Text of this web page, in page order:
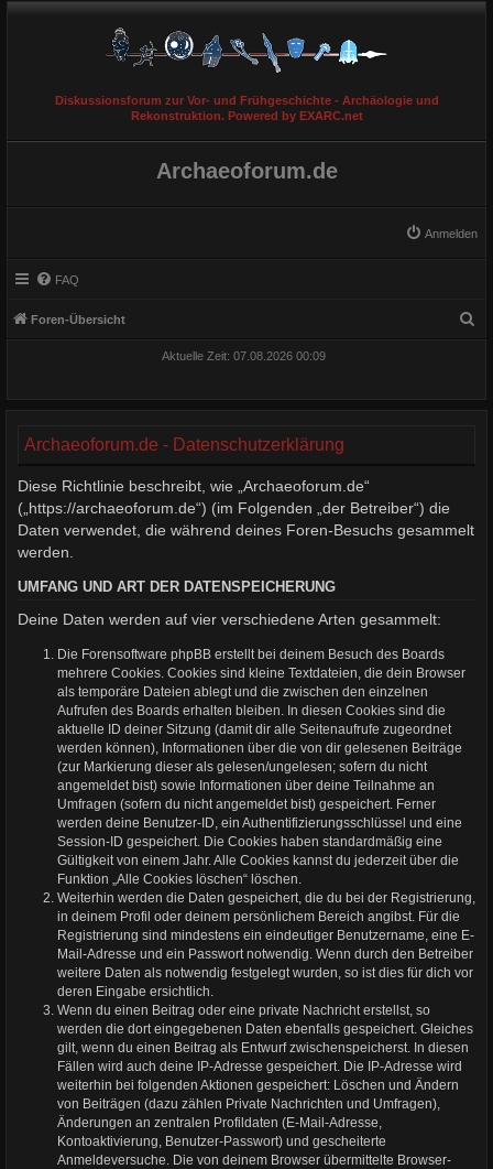
Diskussionsforum zur Vor- und Frühgeschichte - Archäologie und
Rekonstruktion. Powered by EXARC.net
Archaeoforum.de
Anmelden
FAQ
Foren-Übersicht
Aktuelle Zeit: 07.08.2026 00:09
Archaeoforum.de - Datenschutzerklärung
Diese Richtlinie beschreibt, wie „Archaeoforum.de“
(„https://archaeoforum.de“) (im Folgenden „der Betreiber“) die
Daten verwendet, die während deines Foren-Besuchs gesammelt
werden.
UMFANG UND ART DER DATENSPEICHERUNG
Deine Daten werden auf vier verschiedene Arten gesammelt:
Die Forensoftware phpBB erstellt bei deinem Besuch des Boards
mehrere Cookies. Cookies sind kleine Textdateien, die dein Browser
als temporäre Dateien ablegt und die zwischen den einzelnen
Aufrufen des Boards erhalten bleiben. In diesen Cookies sind die
aktuelle ID deiner Sitzung (damit dir alle Seitenaufrufe zugeordnet
werden können), Informationen über die von dir gelesenen Beiträge
(zur Markierung dieser als gelesen/ungelesen; sofern du nicht
angemeldet bist) sowie Informationen über deine Teilnahme an
Umfragen (sofern du nicht angemeldet bist) gespeichert. Ferner
werden deine Benutzer-ID, ein Authentifizierungsschlüssel und eine
Session-ID gespeichert. Die Cookies haben standardmäßig eine
Gültigkeit von einem Jahr. Alle Cookies kannst du jederzeit über die
Funktion „Alle Cookies löschen“ löschen.
Weiterhin werden die Daten gespeichert, die du bei der Registrierung,
in deinem Profil oder deinem persönlichem Bereich angibst. Für die
Registrierung sind mindestens ein eindeutiger Benutzername, eine E-
Mail-Adresse und ein Passwort notwendig. Wenn durch den Betreiber
weitere Daten als notwendig festgelegt wurden, so ist dies für dich vor
deren Eingabe ersichtlich.
Wenn du einen Beitrag oder eine private Nachricht erstellst, so
werden die dort eingegebenen Daten ebenfalls gespeichert. Gleiches
gilt, wenn du einen Beitrag als Entwurf zwischenspeicherst. In diesen
Fällen wird auch deine IP-Adresse gespeichert. Die IP-Adresse wird
weiterhin bei folgenden Aktionen gespeichert: Löschen und Ändern
von Beiträgen (dazu zählen Private Nachrichten und Umfragen),
Änderungen an zentralen Profildaten (E-Mail-Adresse,
Kontoaktivierung, Benutzer-Passwort) und gescheiterte
Anmeldeversuche. Die von deinem Browser übermittelte Browser-